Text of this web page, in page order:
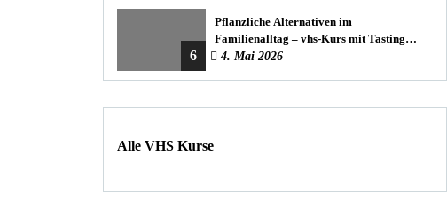
6
Pflanzliche Alternativen im
Familienalltag – vhs-Kurs mit Tasting
und einfachen DIY-Rezepten
4. Mai 2026
Alle VHS Kurse